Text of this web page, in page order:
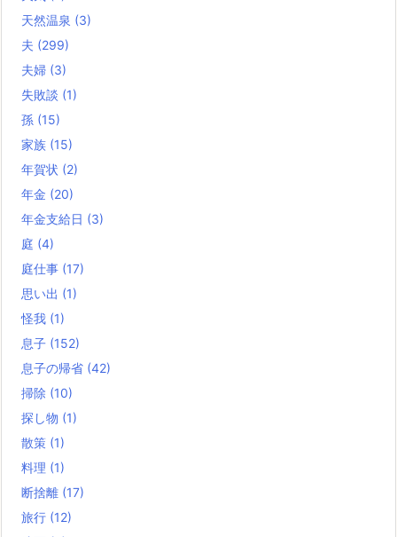
天然温泉 (3)
夫 (299)
夫婦 (3)
失敗談 (1)
孫 (15)
家族 (15)
年賀状 (2)
年金 (20)
年金支給日 (3)
庭 (4)
庭仕事 (17)
思い出 (1)
怪我 (1)
息子 (152)
息子の帰省 (42)
掃除 (10)
探し物 (1)
散策 (1)
料理 (1)
断捨離 (17)
旅行 (12)